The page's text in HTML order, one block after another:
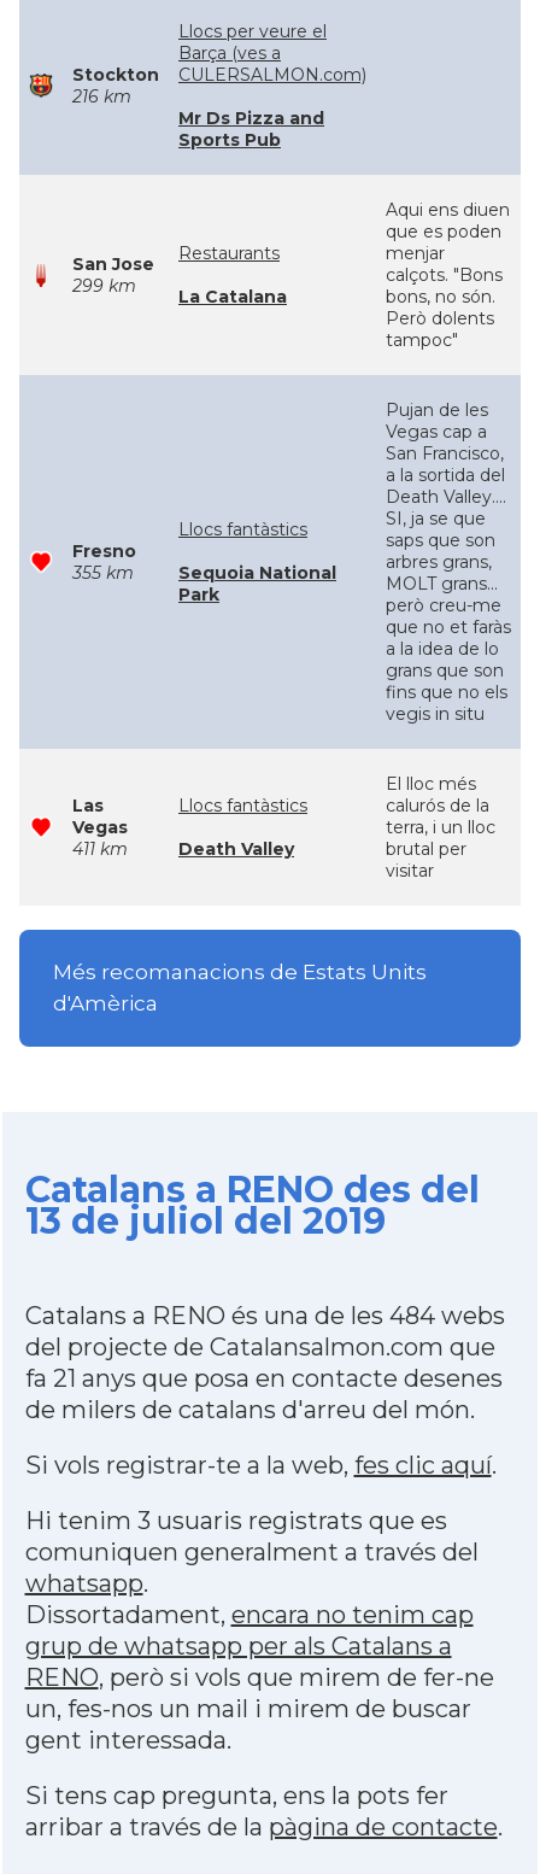
Stockton
216 km
Llocs per veure el
Barça (ves a
CULERSALMON.com)
Mr Ds Pizza and
Sports Pub
San Jose
299 km
Restaurants
La Catalana
Aqui ens diuen
que es poden
menjar
calçots. "Bons
bons, no són.
Però dolents
tampoc"
Fresno
355 km
Llocs fantàstics
Sequoia National
Park
Pujan de les
Vegas cap a
San Francisco,
a la sortida del
Death Valley....
SI, ja se que
saps que son
arbres grans,
MOLT grans...
però creu-me
que no et faràs
a la idea de lo
grans que son
fins que no els
vegis in situ
Las
Vegas
411 km
Llocs fantàstics
Death Valley
El lloc més
calurós de la
terra, i un lloc
brutal per
visitar
Més recomanacions de Estats Units
d'Amèrica
Catalans a RENO des del
13 de juliol del 2019
Catalans a RENO és una de les 484 webs
del projecte de Catalansalmon.com que
fa 21 anys que posa en contacte desenes
de milers de catalans d'arreu del món.
Si vols registrar-te a la web, fes clic aquí.
Hi tenim 3 usuaris registrats que es
comuniquen generalment a través del
whatsapp.
Dissortadament, encara no tenim cap
grup de whatsapp per als Catalans a
RENO, però si vols que mirem de fer-ne
un, fes-nos un mail i mirem de buscar
gent interessada.
Si tens cap pregunta, ens la pots fer
arribar a través de la pàgina de contacte.